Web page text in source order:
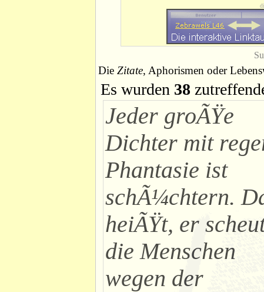
Die Zitate, Aphorismen oder
Es wurden 38
Jeder groÃŸe
Dichter mit
Phantasie ist
schÃ¼chtern.
heiÃŸt, er
die Menschen
wegen der